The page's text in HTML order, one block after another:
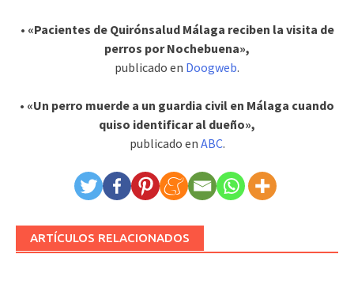
• «Pacientes de Quirónsalud Málaga reciben la visita de
perros por Nochebuena»,
publicado en Doogweb.
• «Un perro muerde a un guardia civil en Málaga cuando
quiso identificar al dueño»,
publicado en ABC.
ARTÍCULOS RELACIONADOS